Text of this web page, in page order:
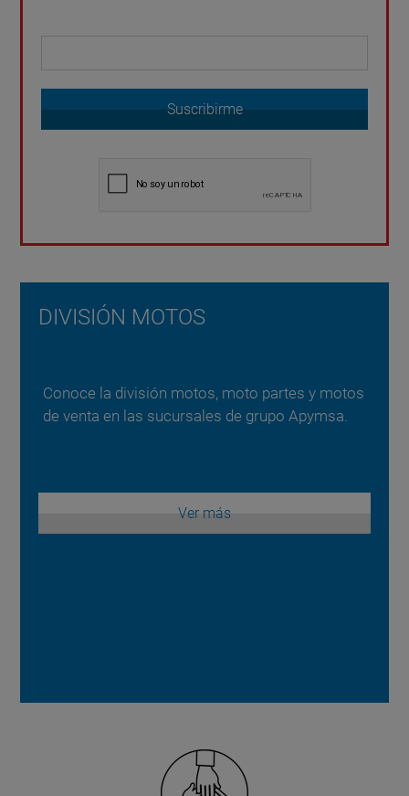
Suscribirme
DIVISIÓN MOTOS
Conoce la división motos, moto partes y motos
de venta en las sucursales de grupo Apymsa.
Ver más